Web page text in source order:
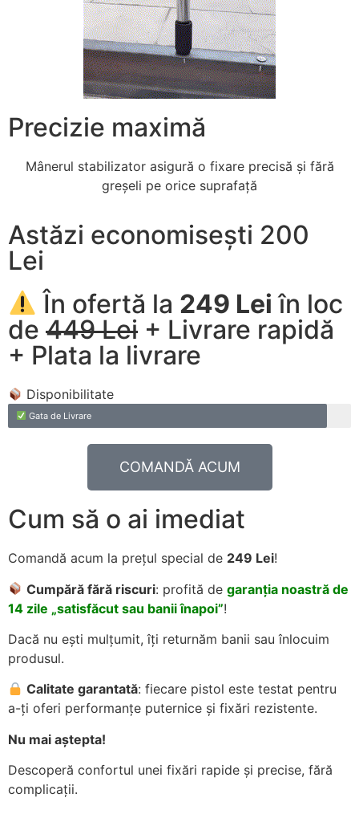
Precizie maximă
Mânerul stabilizator asigură o fixare precisă și fără
greșeli pe orice suprafață
Astăzi economisești 200
Lei
În ofertă la 249 Lei în loc
de 449 Lei + Livrare rapidă
+ Plata la livrare
Disponibilitate
Gata de Livrare
COMANDĂ ACUM
Cum să o ai imediat
Comandă acum la prețul special de 249 Lei!
Cumpără fără riscuri: profită degaranția noastră de
14 zile „satisfăcut sau banii înapoi”!
Dacă nu ești mulțumit, îți returnăm banii sau înlocuim
produsul.
Calitate garantată: fiecare pistol este testat pentru
a-ți oferi performanțe puternice și fixări rezistente.
Nu mai aștepta!
Descoperă confortul unei fixări rapide și precise, fără
complicații.